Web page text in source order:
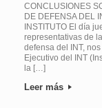
CONCLUSIONES
DE DEFENSA DEL
INSTITUTO El día
representativas de
defensa del INT,
Ejecutivo del INT
la […]
Leer más